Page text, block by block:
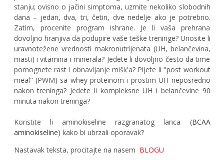
stanju; ovisno o jačini simptoma, uzmite nekoliko slobodnih
dana – jedan, dva, tri, četiri, dve nedelje ako je potrebno.
Zatim, procenite program ishrane. Je li vaša prehrana
dovoljno hranjiva da podupire vaše teške treninge? Unosite li
uravnotežene vrednosti makronutrijenata (UH, belančevina,
masti) i vitamina i minerala? Jedete li dovoljno često da time
pomognete rast i obnavljanje mišića? Pijete li "post workout
meal" (PWM) sa whey proteinom i prostim UH neposredno
nakon treninga? Jedete li kompleksne UH i belančevine 90
minuta nakon treninga?
Koristite li aminokiseline razgranatog lanca (BCAA
aminokiseline) kako bi ubrzali oporavak?
Nastavak teksta, procitajte na nasem BLOGU